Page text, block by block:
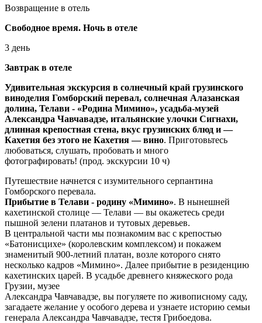
Возвращение в отель
Свободное время. Ночь в отеле
3 день
Завтрак в отеле
Удивительная экскурсия в солнечный край грузинского
виноделия Гомборский перевал, солнечная Алазанская
долина, Телави - «Родина Мимино», усадьба-музей
Александра Чавчавадзе, итальянские улочки Сигнахи,
длинная крепостная стена, вкус грузинских блюд и —
Кахетия без этого не Кахетия — вино. Приготовьтесь
любоваться, слушать, пробовать и много
фотографировать! (прод. экскурсии 10 ч)
Путешествие начнется с изумительного серпантина
Гомборского перевала.
Прибытие в Телави - родину «Мимино». В нынешней
кахетинской столице — Телави — вы окажетесь среди
пышной зелени платанов и тутовых деревьев.
В центральной части мы познакомим вас с крепостью
«Батонисцихе» (королевским комплексом) и покажем
знаменитый 900-летний платан, возле которого снято
несколько кадров «Мимино». Далее прибытие в резиденцию
кахетинских царей. В усадьбе древнего княжеского рода
Грузии, музее
Александра Чавчавадзе, вы погуляете по живописному саду,
загадаете желание у особого дерева и узнаете историю семьи
генерала Александра Чавчавадзе, тестя Грибоедова.